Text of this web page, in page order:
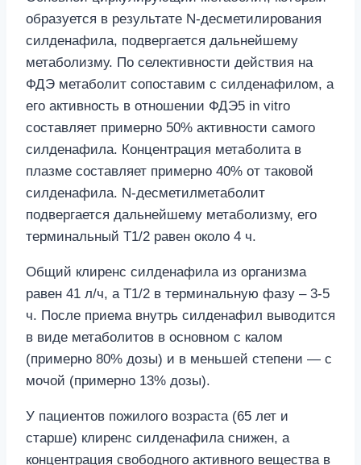
образуется в результате N-десметилирования
силденафила, подвергается дальнейшему
метаболизму. По селективности действия на
ФДЭ метаболит сопоставим с силденафилом, а
его активность в отношении ФДЭ5 in vitro
составляет примерно 50% активности самого
силденафила. Концентрация метаболита в
плазме составляет примерно 40% от таковой
силденафила. N-десметилметаболит
подвергается дальнейшему метаболизму, его
терминальный T1/2 равен около 4 ч.
Общий клиренс силденафила из организма
равен 41 л/ч, а T1/2 в терминальную фазу – 3-5
ч. После приема внутрь силденафил выводится
в виде метаболитов в основном с калом
(примерно 80% дозы) и в меньшей степени — с
мочой (примерно 13% дозы).
У пациентов пожилого возраста (65 лет и
старше) клиренс силденафила снижен, а
концентрация свободного активного вещества в